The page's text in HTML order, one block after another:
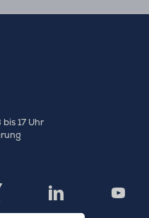
17 Uhr
LinkedIn